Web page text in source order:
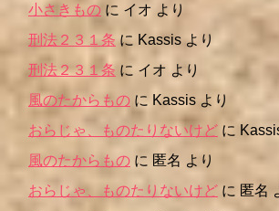
小さきもの に イオ より
刑法２３１条 に Kassisより
刑法２３１条 に イオ より
風のたからもの に Kassis より
おらじゃ、ものたりないけど に
風のたからもの に 匿名 より
おらじゃ、ものたりないけど に 匿名